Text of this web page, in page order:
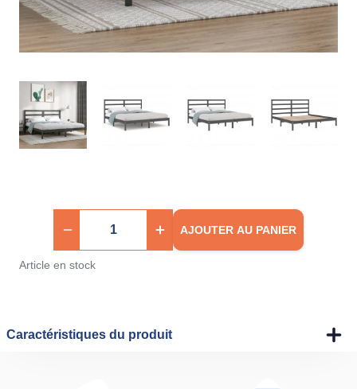
AJOUTER AU PANIER
Article en stock
Caractéristiques du produit